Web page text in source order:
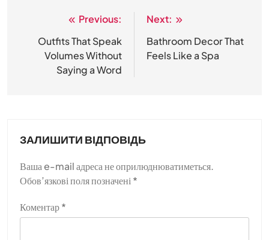
Навігація
записів
Previous:
Outfits That Speak
Volumes Without
Saying a Word
Next:
Bathroom Decor That
Feels Like a Spa
ЗАЛИШИТИ ВІДПОВІДЬ
Ваша e-mail адреса не оприлюднюватиметься.
Обов’язкові поля позначені*
Коментар*